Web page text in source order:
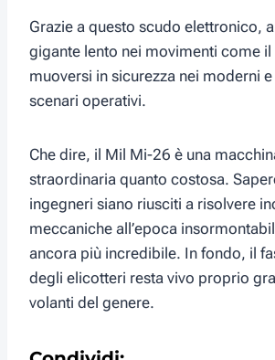
Grazie a questo scudo elettronico,
gigante lento nei movimenti come
muoversi in sicurezza nei moderni
scenari operativi.
Che dire, il Mil Mi-26 è una
straordinaria quanto costosa.
ingegneri siano riusciti a risolvere
meccaniche all’epoca
ancora più incredibile. In fondo, il
degli elicotteri resta vivo proprio
volanti del genere.